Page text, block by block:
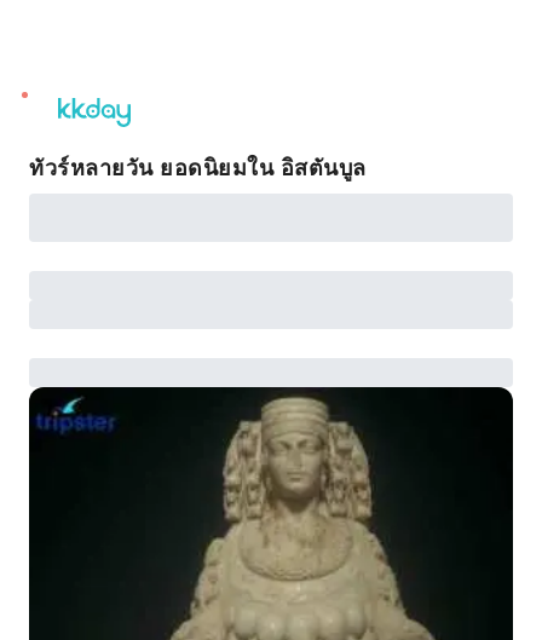
unread
notifications
ทัวร์หลายวัน ยอดนิยมใน อิสตันบูล